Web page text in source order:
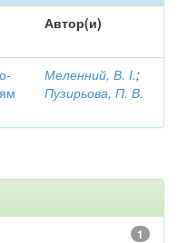
Автор(и)
Меленний, В. І.;
Пузирьова, П. В.
1